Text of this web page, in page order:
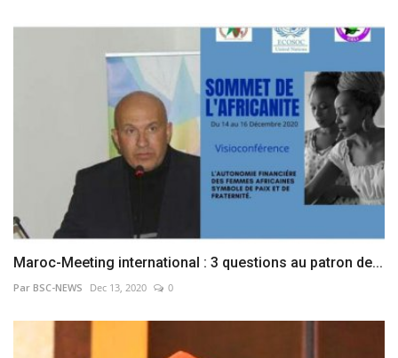
Maroc-Meeting international : 3 questions au patron de...
Par BSC-NEWS Dec 13, 2020 0